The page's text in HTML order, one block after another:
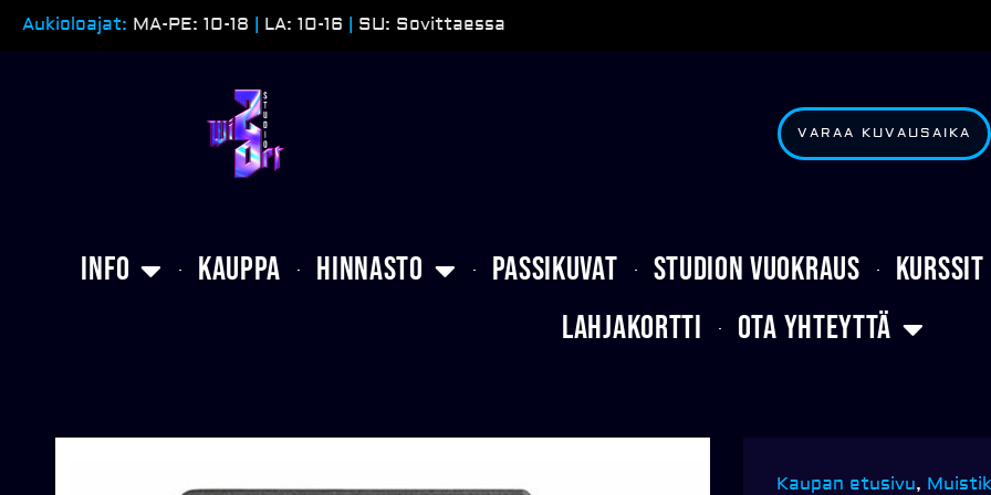
Siirry
Aukioloajat: MA-PE: 10-18 LA: 10-16 SU: Sovittaessa
VARAA KUVAUSAIKA
Info Kauppa Hinnasto Passikuvat Studion vuokraus Kurssit
Lahjakortti
Ota yhteyttä
Kaupan etusivu,